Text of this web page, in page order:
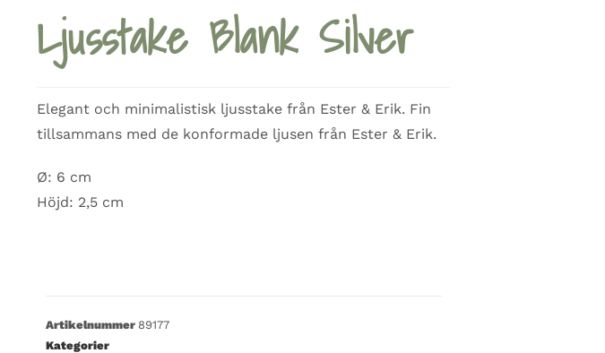
Ljusstake Blank Silver
Elegant och minimalistisk ljusstake från Ester & Erik. Fin
tillsammans med de konformade ljusen från Ester & Erik.
Ø: 6 cm
Höjd: 2,5 cm
Artikelnummer 89177
Kategorier